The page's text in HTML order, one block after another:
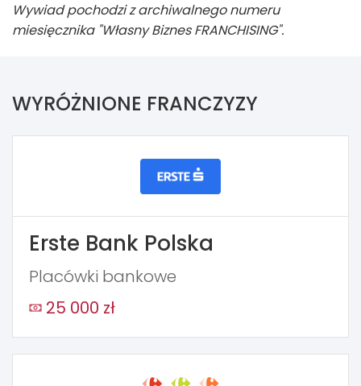
Wywiad pochodzi z archiwalnego numeru
miesięcznika "Własny Biznes FRANCHISING".
WYRÓŻNIONE FRANCZYZY
Erste Bank Polska
Placówki bankowe
25 000 zł